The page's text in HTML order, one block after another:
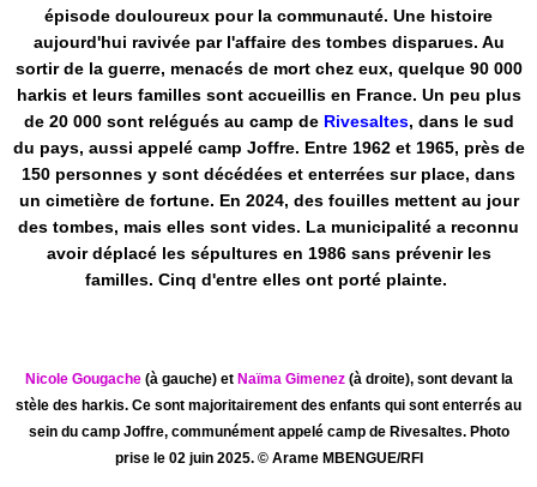
épisode douloureux pour la communauté. Une histoire
aujourd'hui ravivée par l'affaire des tombes disparues. Au
sortir de la guerre, menacés de mort chez eux, quelque 90 000
harkis et leurs familles sont accueillis en France. Un peu plus
de 20 000 sont relégués au camp de Rivesaltes, dans le sud
du pays, aussi appelé camp Joffre. Entre 1962 et 1965, près de
150 personnes y sont décédées et enterrées sur place, dans
un cimetière de fortune. En 2024, des fouilles mettent au jour
des tombes, mais elles sont vides. La municipalité a reconnu
avoir déplacé les sépultures en 1986 sans prévenir les
familles. Cinq d'entre elles ont porté plainte.
Nicole Gougache (à gauche) et Naïma Gimenez (à droite), sont devant la
stèle des harkis. Ce sont majoritairement des enfants qui sont enterrés au
sein du camp Joffre, communément appelé camp de Rivesaltes. Photo
prise le 02 juin 2025. © Arame MBENGUE/RFI